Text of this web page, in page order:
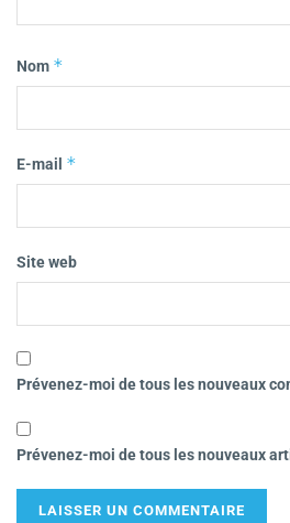
Nom *
E-mail *
Site web
Prévenez-moi de tous les nouveaux
Prévenez-moi de tous les nouveaux